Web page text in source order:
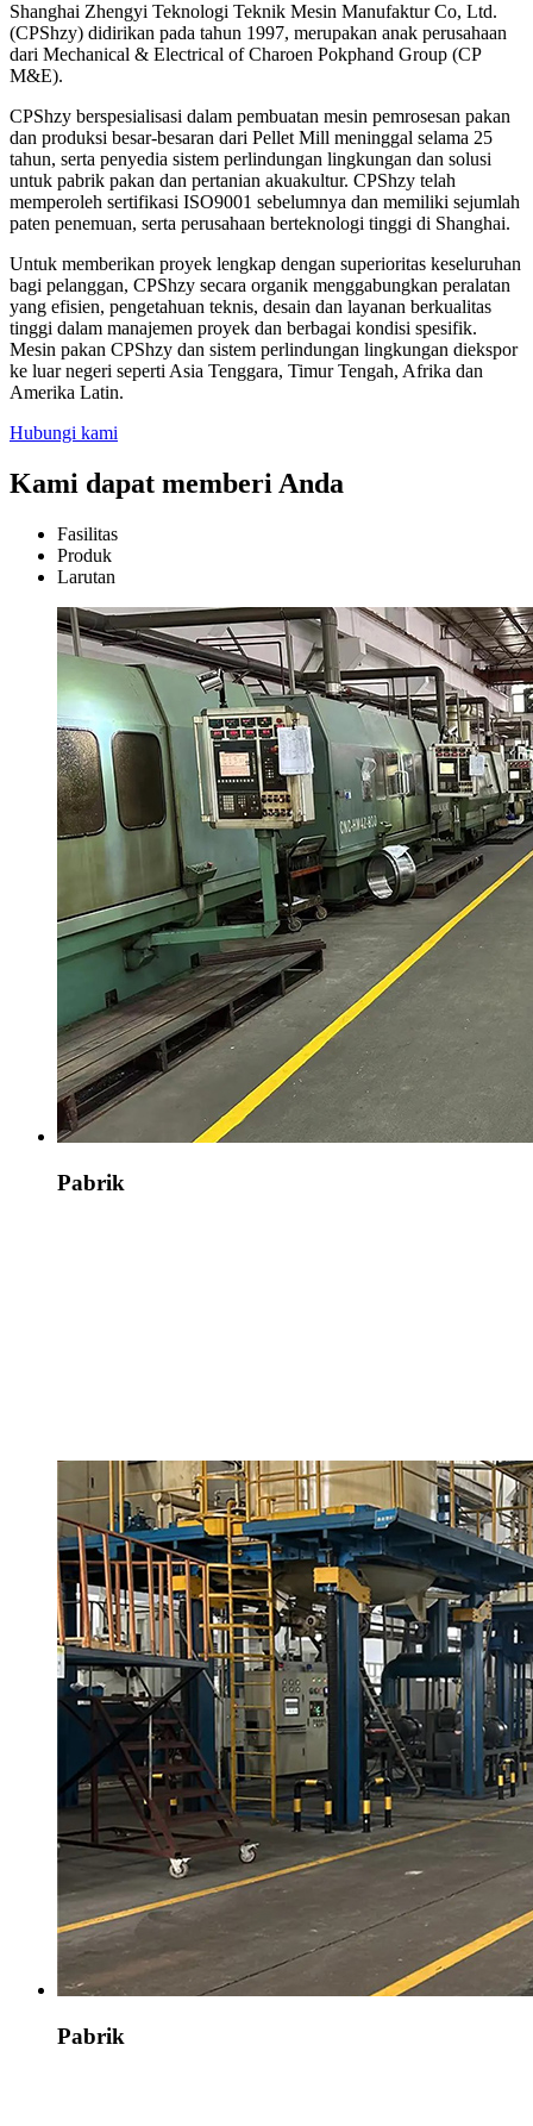
Shanghai Zhengyi Teknologi Teknik Mesin Manufaktur Co, Ltd.
(CPShzy) didirikan pada tahun 1997, merupakan anak perusahaan
dari Mechanical & Electrical of Charoen Pokphand Group (CP
M&E).
CPShzy berspesialisasi dalam pembuatan mesin pemrosesan pakan
dan produksi besar-besaran dari Pellet Mill meninggal selama 25
tahun, serta penyedia sistem perlindungan lingkungan dan solusi
untuk pabrik pakan dan pertanian akuakultur. CPShzy telah
memperoleh sertifikasi ISO9001 sebelumnya dan memiliki sejumlah
paten penemuan, serta perusahaan berteknologi tinggi di Shanghai.
Untuk memberikan proyek lengkap dengan superioritas keseluruhan
bagi pelanggan, CPShzy secara organik menggabungkan peralatan
yang efisien, pengetahuan teknis, desain dan layanan berkualitas
tinggi dalam manajemen proyek dan berbagai kondisi spesifik.
Mesin pakan CPShzy dan sistem perlindungan lingkungan diekspor
ke luar negeri seperti Asia Tenggara, Timur Tengah, Afrika dan
Amerika Latin.
Hubungi kami
Kami dapat memberi Anda
Fasilitas
Produk
Larutan
Pabrik
Pabrik